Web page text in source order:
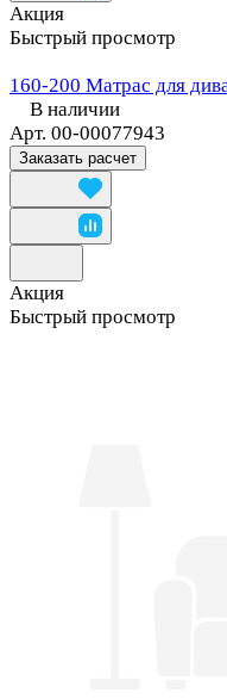
Акция
Быстрый просмотр
160-200 Матрас для
В наличии
Арт. 00-00077943
Заказать расчет
Акция
Быстрый просмотр